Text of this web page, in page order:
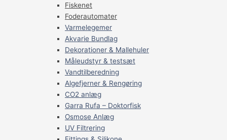
Fiskenet
Foderautomater
Varmelegemer
Akvarie Bundlag
Dekorationer & Mallehuler
Måleudstyr & testsæt
Vandtilberedning
Algefjerner & Rengøring
CO2 anlæg
Garra Rufa – Doktorfisk
Osmose Anlæg
UV Filtrering